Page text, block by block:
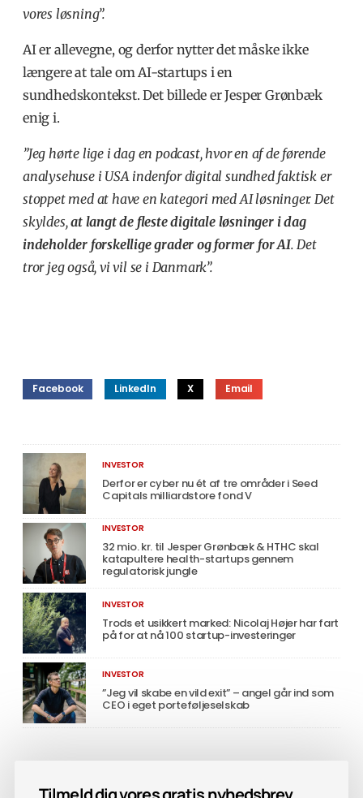
vores løsning”.
AI er allevegne, og derfor nytter det måske ikke
længere at tale om AI-startups i en
sundhedskontekst. Det billede er Jesper Grønbæk
enig i.
”Jeg hørte lige i dag en podcast, hvor en af de førende
analysehuse i USA indenfor digital sundhed faktisk er
stoppet med at have en kategori med AI løsninger. Det
skyldes,at langt de fleste digitale løsninger i dag
indeholder forskellige grader og former for AI. Det
tror jeg også, vi vil se i Danmark”.
Facebook LinkedIn X Email
INVESTOR
Derfor er cyber nu ét af tre områder i Seed
Capitals milliardstore fond V
INVESTOR
32 mio. kr. til Jesper Grønbæk & HTHC skal
katapultere health-startups gennem
regulatorisk jungle
INVESTOR
Trods et usikkert marked: Nicolaj Højer har fart
på for at nå 100 startup-investeringer
INVESTOR
”Jeg vil skabe en vild exit” – angel går ind som
CEO i eget porteføljeselskab